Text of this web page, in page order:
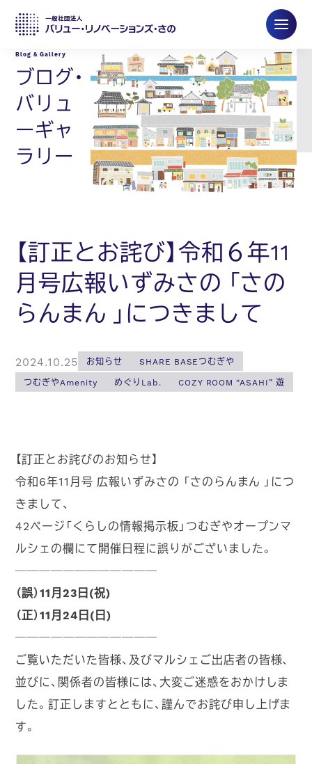
ブログ・
バリュ
ーギャ
ラリー
【訂正とお詫び】令和６年11
月号広報いずみさの 「さの
らんまん 」につきまして
2024.10.25 お知らせ
SHARE BASEつむぎや
つむぎやAmenity
めぐりLab. COZY ROOM “ASAHI” 遊
【訂正とお詫びのお知らせ】
令和6年11月号 広報いずみさの 「さのらんまん 」につ
きまして、
42ページ「くらしの情報掲示板」つむぎやオープンマ
ルシェの欄にて開催日程に誤りがございました。
────────────
（誤）11月23日(祝)
（正）11月24日(日)
────────────
ご覧いただいた皆様、及びマルシェご出店者の皆様、
並びに、関係者の皆様には、大変ご迷惑をおかけしま
した。訂正しますとともに、謹んでお詫び申し上げま
す。